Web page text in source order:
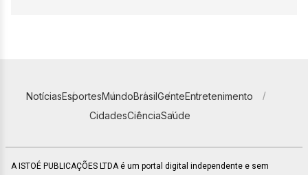
NotíciasEsportesMundoBrasilGenteEntretenimento
CidadesCiênciaSaúde
A ISTOÉ PUBLICAÇÕES LTDA é um portal digital independente e sem